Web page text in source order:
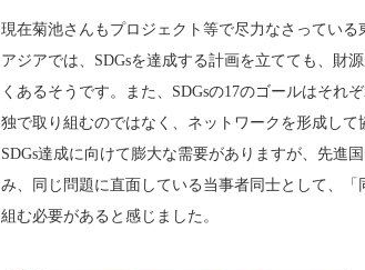
現在菊池さんもプロジェクト等で尽力なさっている
アジアでは、SDGsを達成する計画を立てても、財
くあるそうです。また、SDGsの17のゴールはそれ
独で取り組むのではなく、ネットワークを形成し
SDGs達成に向けて膨大な需要がありますが、先進
み、同じ問題に直面している当事者同士として、
組む必要があると感じました。